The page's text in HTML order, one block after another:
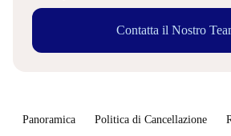
Contatta il Nostro
Panoramica Politica di Cancellazione